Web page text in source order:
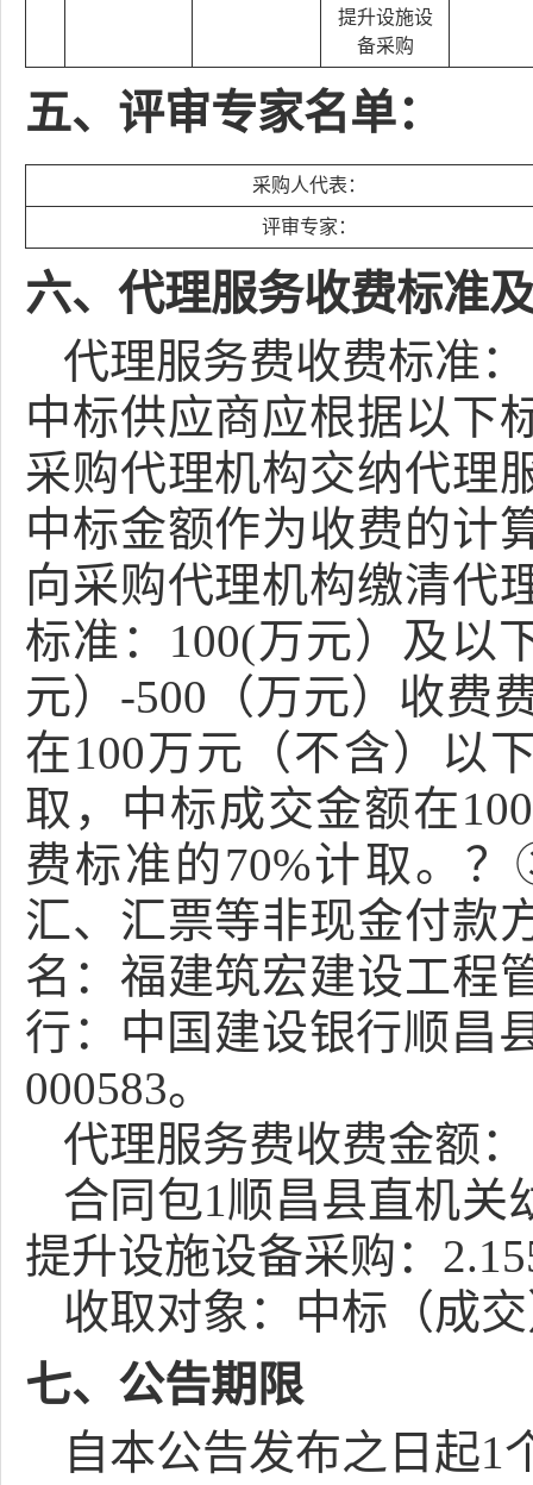
提升设施设
备采购
五、评审专家名单：
采购人代表：
评审专家：
六、代理服务收费标准
代理服务费收费标准：
中标供应商应根据以下
采购代理机构交纳代理
中标金额作为收费的计
向采购代理机构缴清代
标准：100(万元）及以
元）-500（万元）收费
在100万元（不含）以
取，中标成交金额在
费标准的70%计取。
汇、汇票等非现金付款
名：福建筑宏建设工程
行：中国建设银行顺昌
000583。
代理服务费收费金额：
合同包1顺昌县直机关
提升设施设备采购：
收取对象：中标（成
七、公告期限
自本公告发布之日起1